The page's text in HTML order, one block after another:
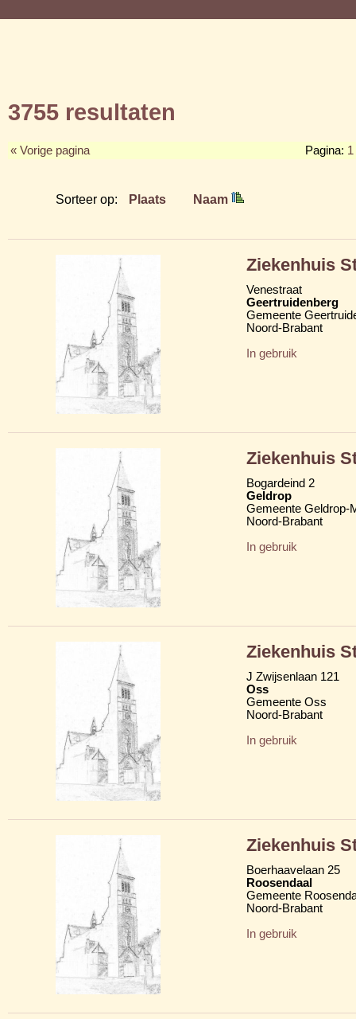
3755 resultaten
« Vorige pagina Pagina: 1
Sorteer op: Plaats Naam
Ziekenhuis
Venestraat
Geertruidenberg
Gemeente
Noord-Brabant
In gebruik
Ziekenhuis
Bogardeind 2
Geldrop
Gemeente Geldrop-
Noord-Brabant
In gebruik
Ziekenhuis
J Zwijsenlaan 121
Oss
Gemeente Oss
Noord-Brabant
In gebruik
Ziekenhuis
Boerhaavelaan 25
Roosendaal
Gemeente
Noord-Brabant
In gebruik